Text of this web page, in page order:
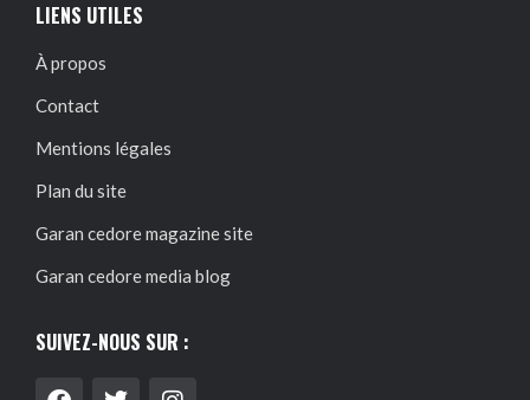
LIENS UTILES
À propos
Contact
Mentions légales
Plan du site
Garan cedore magazine site
Garan cedore media blog
SUIVEZ-NOUS SUR :